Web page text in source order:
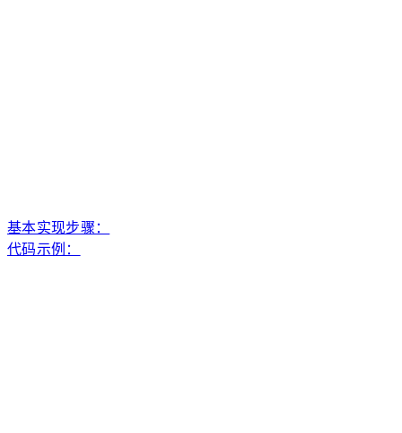
基本实现步骤：
代码示例：